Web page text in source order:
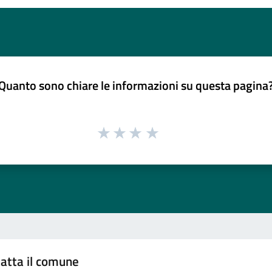
sono chiare le informazioni su questa
il comune